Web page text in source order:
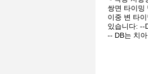
쌍면 타이밍
이중 변 타
있습니다: --
-- DB는 치